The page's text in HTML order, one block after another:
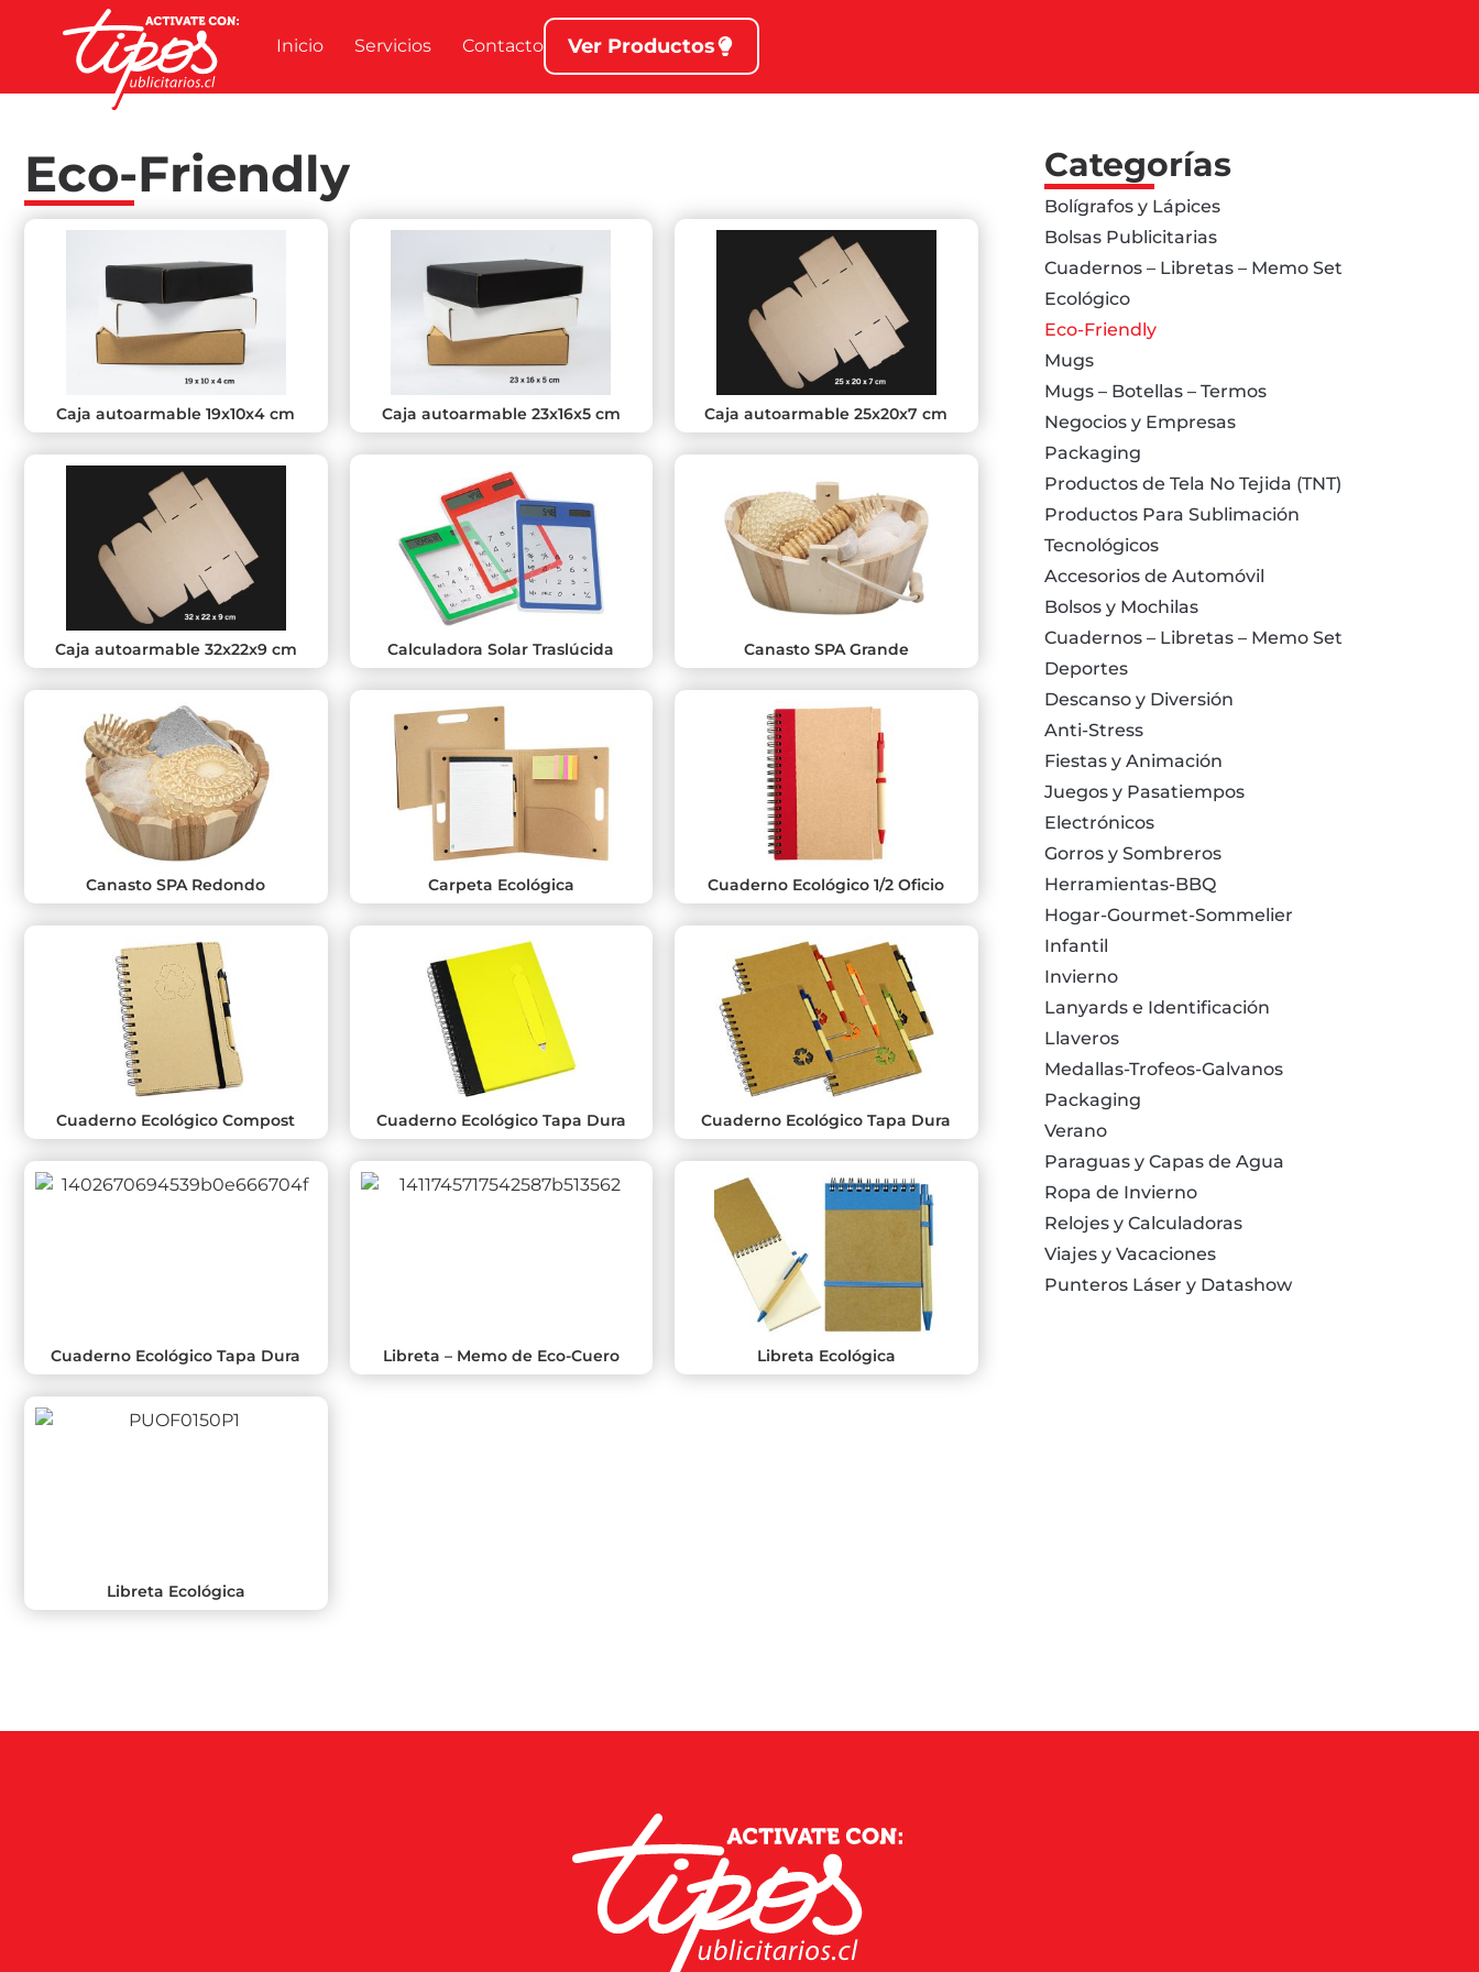
Inicio Servicios Contacto Ver Productos
Eco-Friendly
Caja autoarmable 19x10x4 cm Caja autoarmable 23x16x5 cm Caja autoarmable 25x20x7 cm
Caja autoarmable 32x22x9 cm Calculadora Solar Traslúcida Canasto SPA Grande
Canasto SPA Redondo Carpeta Ecológica Cuaderno Ecológico 1/2 Oficio
Cuaderno Ecológico Compost Cuaderno Ecológico Tapa Dura Cuaderno Ecológico Tapa Dura
Cuaderno Ecológico Tapa Dura Libreta – Memo de Eco-Cuero Libreta Ecológica
Libreta Ecológica
Categorías
Bolígrafos y Lápices
Bolsas Publicitarias
Cuadernos – Libretas – Memo Set
Ecológico
Eco-Friendly
Mugs
Mugs – Botellas – Termos
Negocios y Empresas
Packaging
Productos de Tela No Tejida (TNT)
Productos Para Sublimación
Tecnológicos
Accesorios de Automóvil
Bolsos y Mochilas
Cuadernos – Libretas – Memo Set
Deportes
Descanso y Diversión
Anti-Stress
Fiestas y Animación
Juegos y Pasatiempos
Electrónicos
Gorros y Sombreros
Herramientas-BBQ
Hogar-Gourmet-Sommelier
Infantil
Invierno
Lanyards e Identificación
Llaveros
Medallas-Trofeos-Galvanos
Packaging
Verano
Paraguas y Capas de Agua
Ropa de Invierno
Relojes y Calculadoras
Viajes y Vacaciones
Punteros Láser y Datashow